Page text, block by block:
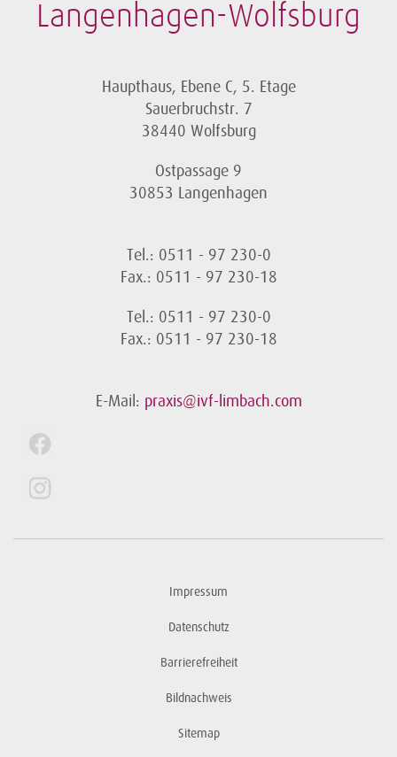
Langenhagen-Wolfsburg
Haupthaus, Ebene C, 5. Etage
Sauerbruchstr. 7
38440 Wolfsburg
Ostpassage 9
30853 Langenhagen
Tel.: 0511 - 97 230-0
Fax.: 0511 - 97 230-18
Tel.: 0511 - 97 230-0
Fax.: 0511 - 97 230-18
E-Mail: praxis@ivf-limbach.com
Impressum
Datenschutz
Barrierefreiheit
Bildnachweis
Sitemap